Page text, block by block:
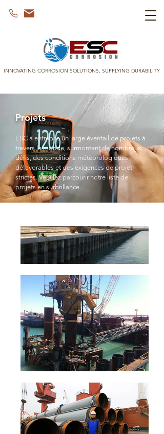
INNOVATING CORROSION SOLUTIONS, SUPPLYING DURABILITY
Projets
ESC a entrepris un large éventail de projets à
travers le monde, surmontant de nombreux
défis, des conditions météorologiques
défavorables et des exigences de projet
strictes. Veuillez parcourir notre liste de
projets en surbrillance.